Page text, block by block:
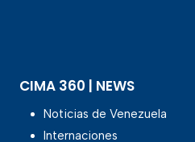
CIMA 360 | NEWS
Noticias de Venezuela
Internaciones